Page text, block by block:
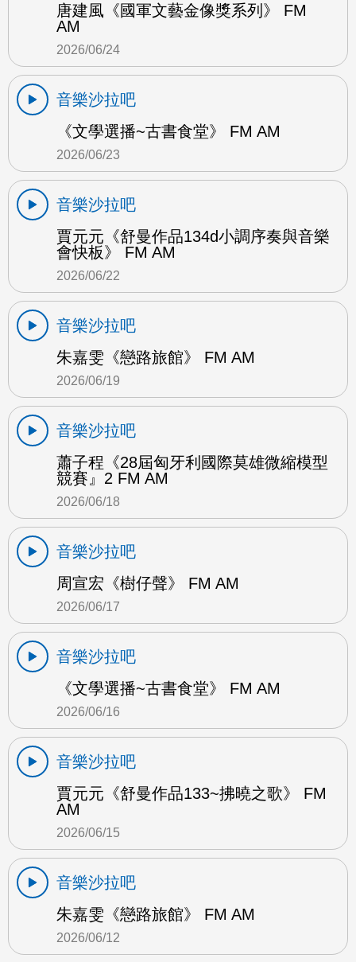
唐建風《國軍文藝金像獎系列》 FM
AM
2026/06/24
音樂沙拉吧
《文學選播~古書食堂》 FM AM
2026/06/23
音樂沙拉吧
賈元元《舒曼作品134d小調序奏與音樂
會快板》 FM AM
2026/06/22
音樂沙拉吧
朱嘉雯《戀路旅館》 FM AM
2026/06/19
音樂沙拉吧
蕭子程《28屆匈牙利國際莫雄微縮模型
競賽』2 FM AM
2026/06/18
音樂沙拉吧
周宣宏《樹仔聲》 FM AM
2026/06/17
音樂沙拉吧
《文學選播~古書食堂》 FM AM
2026/06/16
音樂沙拉吧
賈元元《舒曼作品133~拂曉之歌》 FM
AM
2026/06/15
音樂沙拉吧
朱嘉雯《戀路旅館》 FM AM
2026/06/12